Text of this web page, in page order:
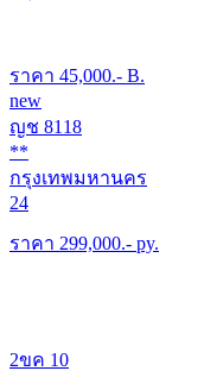
ราคา 45,000.- B.
new
ญช 8118
**
กรุงเทพมหานคร
24
ราคา 299,000.- py.
2ขค 10